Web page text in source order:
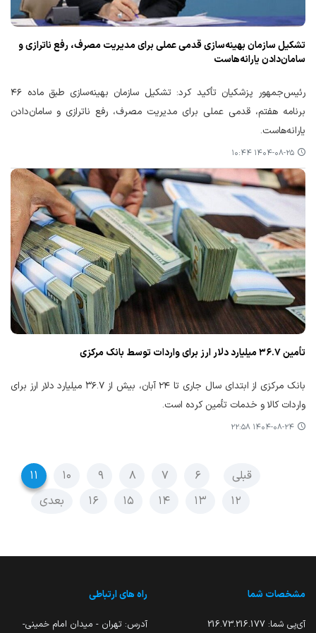
تشکیل سازمان بهینه‌سازی قدمی عملی برای مدیریت مصرف، رفع ناترازی و
سامان‌دادن یارانه‌هاست
رئیس‌جمهور پزشکیان تأکید کرد: تشکیل سازمان بهینه‌سازی طبق ماده ۴۶
برنامه هفتم، قدمی عملی برای مدیریت مصرف، رفع ناترازی و سامان‌دادن
یارانه‌هاست.
۱۴۰۴-۰۸-۲۵ ۱۰:۴۴
تأمین ۳۶.۷ میلیارد دلار ارز برای واردات توسط بانک مرکزی
بانک مرکزی از ابتدای سال جاری تا ۲۴ آبان، بیش از ۳۶.۷ میلیارد دلار ارز برای
واردات کالا و خدمات تأمین کرده است.
۱۴۰۴-۰۸-۲۴ ۲۲:۵۸
قبلی ۶ ۷ ۸ ۹ ۱۰
۱۱
۱۲
۱۳ ۱۴ ۱۵ ۱۶ بعدی
مشخصات شما
آی‌پی شما: 216.73.216.177
راه های ارتباطی
آدرس: تهران - میدان امام خمینی-